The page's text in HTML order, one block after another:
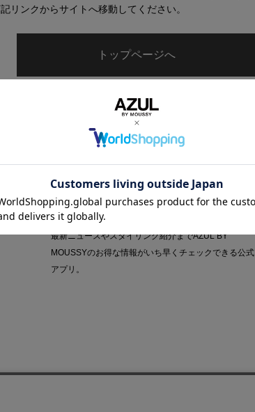
リンクからサイトへ移動してください。
トップページへ
AZUL APP
最新ニュースやスタイリング紹介までAZUL BY
MOUSSYのお得な情報がいち早くチェックできる公式
アプリ。